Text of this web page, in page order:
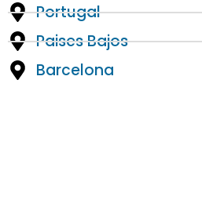
Portugal
Paises Bajos
Barcelona